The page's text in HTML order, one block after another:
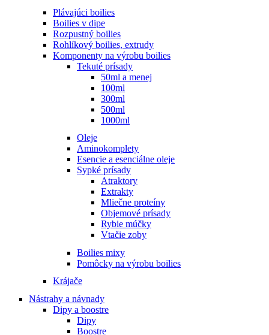
Plávajúci boilies
Boilies v dipe
Rozpustný boilies
Rohlíkový boilies, extrudy
Komponenty na výrobu boilies
Tekuté prísady
50ml a menej
100ml
300ml
500ml
1000ml
Oleje
Aminokomplety
Esencie a esenciálne oleje
Sypké prísady
Atraktory
Extrakty
Mliečne proteíny
Objemové prísady
Rybie múčky
Vtačie zoby
Boilies mixy
Pomôcky na výrobu boilies
Krájače
Nástrahy a návnady
Dipy a boostre
Dipy
Boostre